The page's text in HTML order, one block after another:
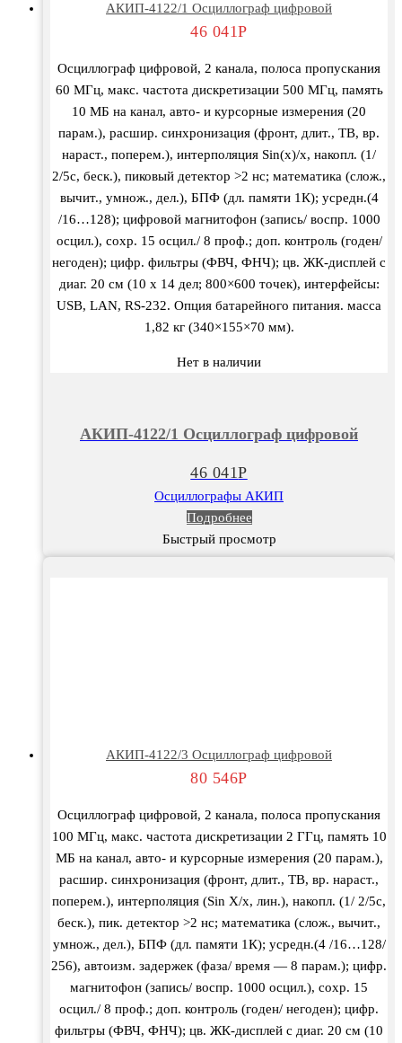
АКИП-4122/1 Осциллограф цифровой
46 041Р
Осциллограф цифровой, 2 канала, полоса пропускания
60 МГц, макс. частота дискретизации 500 МГц, память
10 МБ на канал, авто- и курсорные измерения (20
парам.), расшир. синхронизация (фронт, длит., ТВ, вр.
нараст., поперем.), интерполяция Sin(x)/х, накопл. (1/
2/5с, беск.), пиковый детектор >2 нс; математика (слож.,
вычит., умнож., дел.), БПФ (дл. памяти 1К); усредн.(4
/16…128); цифровой магнитофон (запись/ воспр. 1000
осцил.), сохр. 15 осцил./ 8 проф.; доп. контроль (годен/
негоден); цифр. фильтры (ФВЧ, ФНЧ); цв. ЖК-дисплей с
диаг. 20 см (10 х 14 дел; 800×600 точек), интерфейсы:
USB, LAN, RS-232. Опция батарейного питания. масса
1,82 кг (340×155×70 мм).
Нет в наличии
АКИП-4122/1 Осциллограф цифровой
46 041Р
Осциллографы АКИП
Подробнее
Быстрый просмотр
АКИП-4122/3 Осциллограф цифровой
80 546Р
Осциллограф цифровой, 2 канала, полоса пропускания
100 МГц, макс. частота дискретизации 2 ГГц, память 10
МБ на канал, авто- и курсорные измерения (20 парам.),
расшир. синхронизация (фронт, длит., ТВ, вр. нараст.,
поперем.), интерполяция (Sin X/х, лин.), накопл. (1/ 2/5с,
беск.), пик. детектор >2 нс; математика (слож., вычит.,
умнож., дел.), БПФ (дл. памяти 1К); усредн.(4 /16…128/
256), автоизм. задержек (фаза/ время — 8 парам.); цифр.
магнитофон (запись/ воспр. 1000 осцил.), сохр. 15
осцил./ 8 проф.; доп. контроль (годен/ негоден); цифр.
фильтры (ФВЧ, ФНЧ); цв. ЖК-дисплей с диаг. 20 см (10